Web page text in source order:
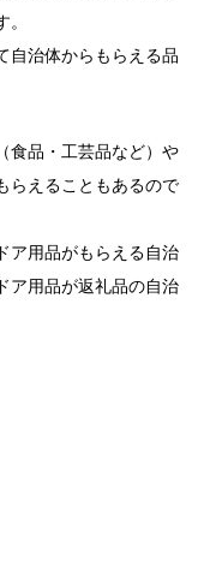
自治体からもらえる品
食品・工芸品など）や
らえることもあるので
ア用品がもらえる自治
ア用品が返礼品の自治